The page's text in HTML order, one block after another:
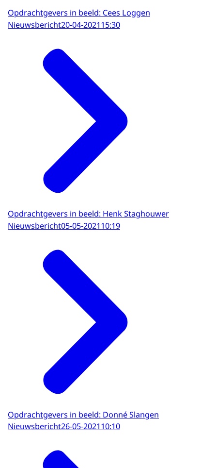
Opdrachtgevers in beeld: Cees Loggen
Nieuwsbericht20-04-202115:30
Opdrachtgevers in beeld: Henk Staghouwer
Nieuwsbericht05-05-202110:19
Opdrachtgevers in beeld: Donné Slangen
Nieuwsbericht26-05-202110:10